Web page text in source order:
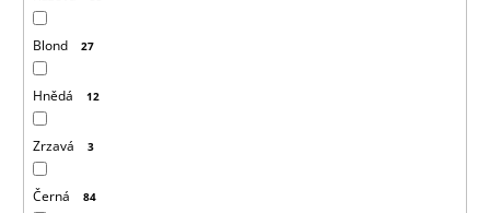
Blond 27
Hnědá 12
Zrzavá 3
Černá 84